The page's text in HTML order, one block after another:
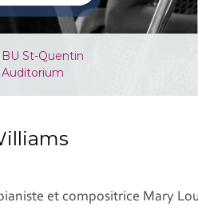
BU St-Quentin
Auditorium
et compositrice Mary Lou